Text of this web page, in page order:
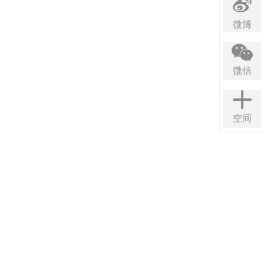
微博
微信
空间